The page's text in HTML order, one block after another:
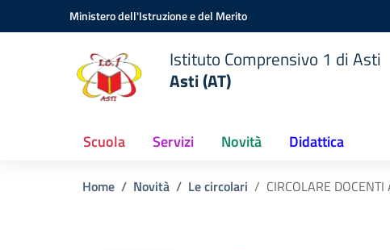
Vai ai contenuti
Vai al menu di navigazioneMinistero dell'Istruzione e del Merito
Istituto Comprensivo 1 di Asti
Asti (AT)
Scuola Servizi Novità Didattica
Home Novità Le circolari CIRCOLARE